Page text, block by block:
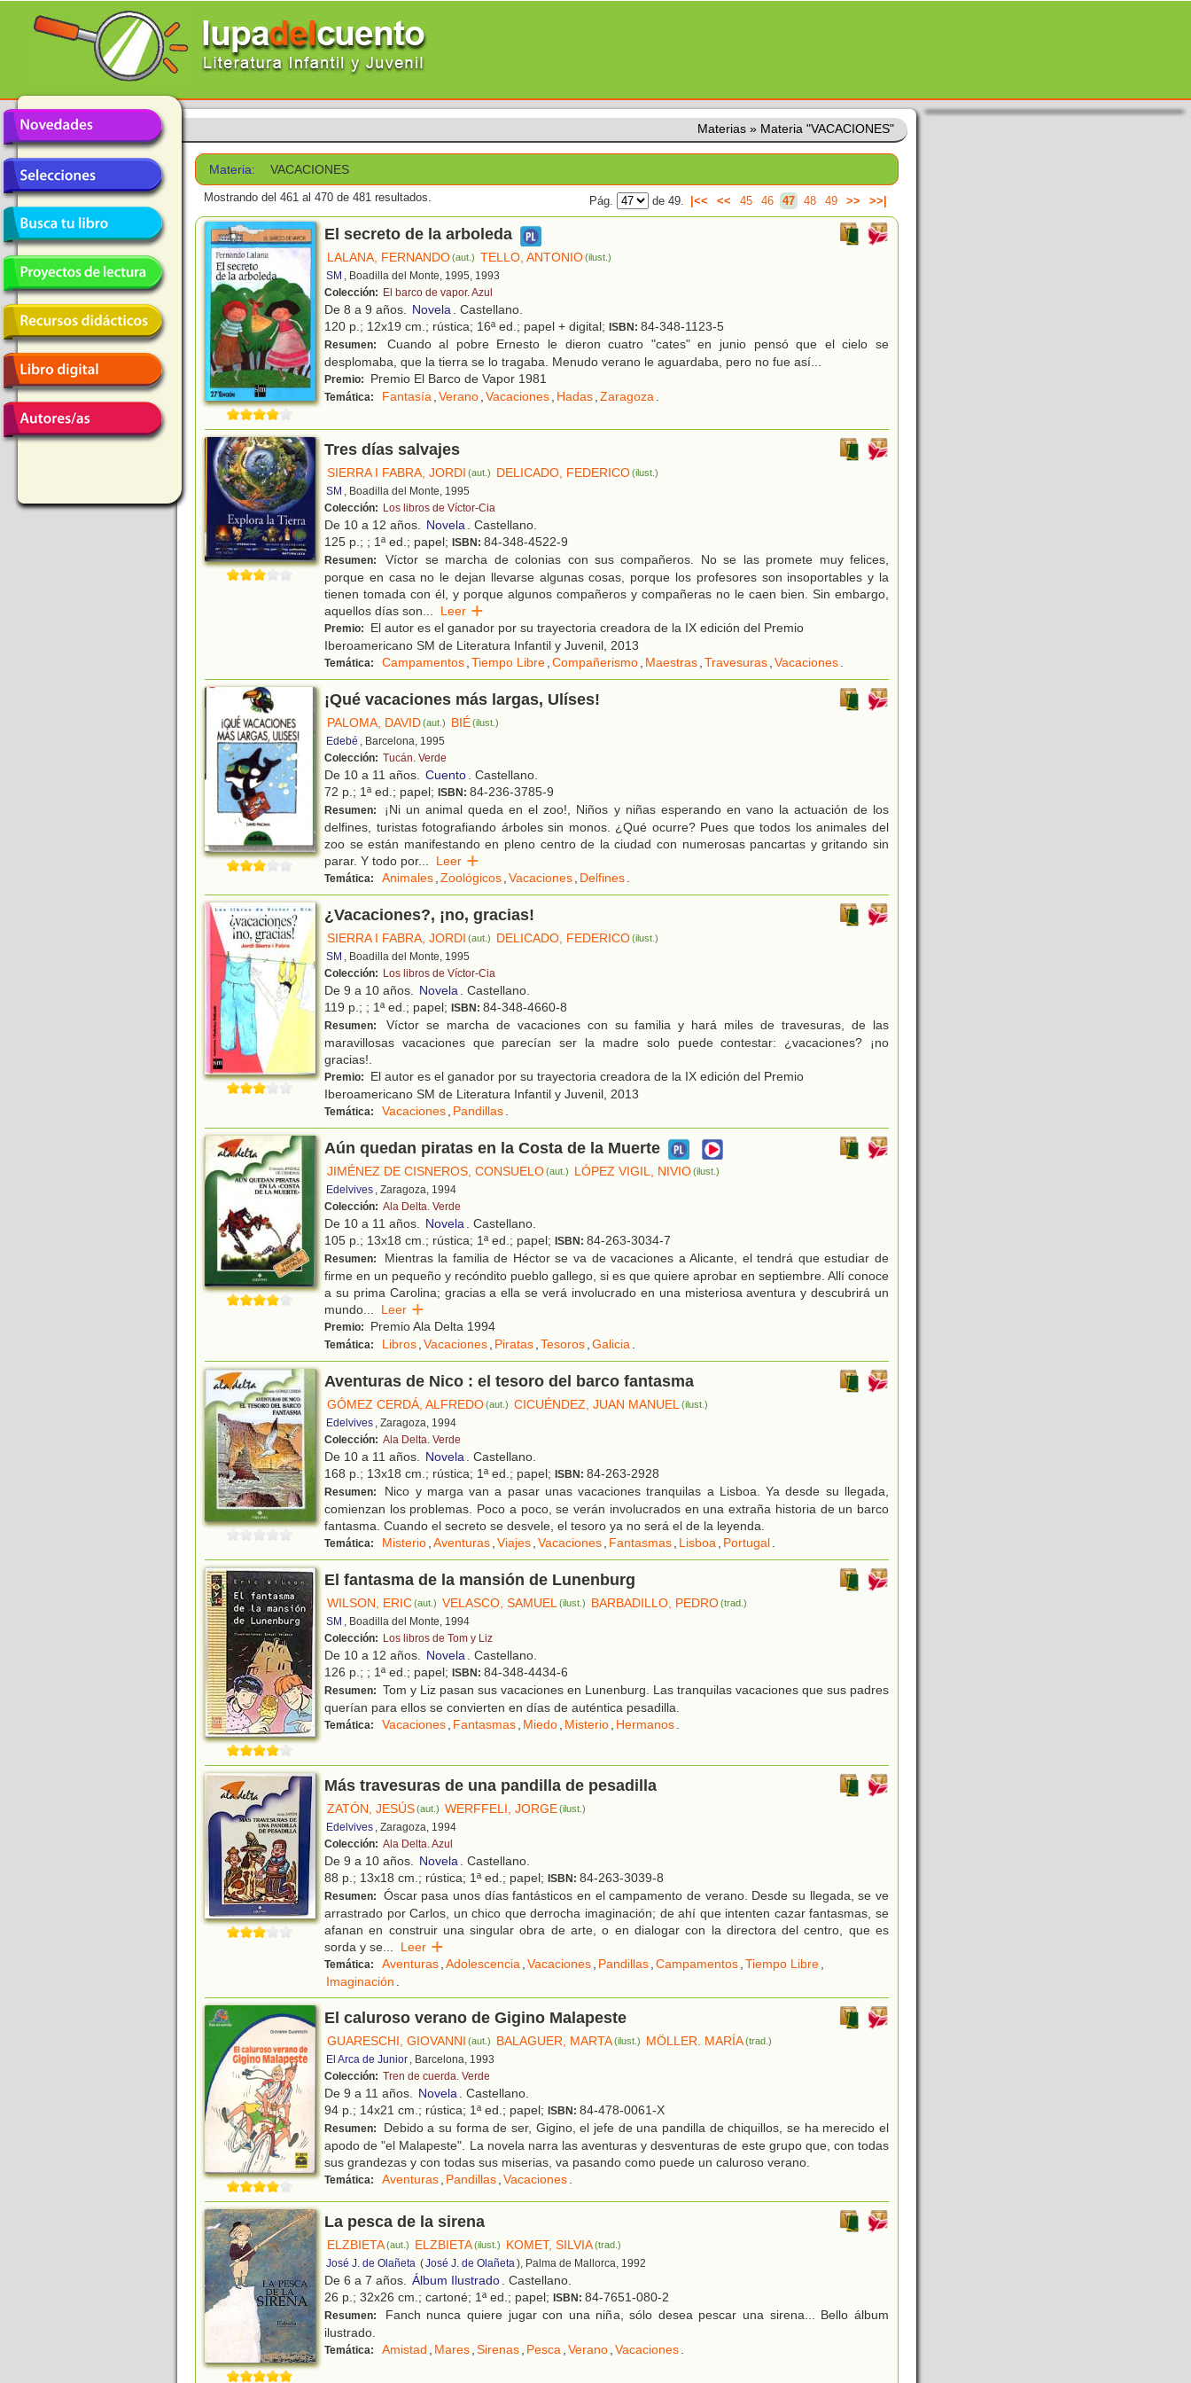
Materias » Materia "VACACIONES"
Materia: VACACIONES
Mostrando del 461 al 470 de 481 resultados. Pág. de 49. |<< << 45 46 47 48 49 >> >>|
El secreto de la arboleda
LALANA, FERNANDO(aut.) TELLO, ANTONIO(ilust.)
SM , Boadilla del Monte, 1995, 1993
Colección: El barco de vapor. Azul
De 8 a 9 años. Novela. Castellano.
120 p.; 12x19 cm.; rústica; 16ª ed.; papel + digital; ISBN: 84-348-1123-5
Resumen:
Cuando al pobre Ernesto le dieron cuatro "cates" en junio pensó que el cielo se
desplomaba, que la tierra se lo tragaba. Menudo verano le aguardaba, pero no fue así...
Premio: Premio El Barco de Vapor 1981
Temática: Fantasía,Verano,Vacaciones, Hadas,Zaragoza.
Tres días salvajes
SIERRA I FABRA, JORDI (aut.) DELICADO, FEDERICO(ilust.)
SM , Boadilla del Monte, 1995
Colección: Los libros de Víctor-Cia
De 10 a 12 años. Novela. Castellano.
125 p.; ; 1ª ed.; papel; ISBN: 84-348-4522-9
Resumen:
Víctor se marcha de colonias con sus compañeros. No se las promete muy felices,
porque en casa no le dejan llevarse algunas cosas, porque los profesores son insoportables y la
tienen tomada con él, y porque algunos compañeros y compañeras no le caen bien. Sin embargo,
aquellos días son... Leer
Premio:
El autor es el ganador por su trayectoria creadora de la IX edición del Premio
Iberoamericano SM de Literatura Infantil y Juvenil, 2013
Temática: Campamentos,Tiempo Libre,Compañerismo, Maestras,Travesuras,Vacaciones.
¡Qué vacaciones más largas, Ulíses!
PALOMA, DAVID(aut.) BIÉ(ilust.)
Edebé , Barcelona, 1995
Colección: Tucán. Verde
De 10 a 11 años. Cuento. Castellano.
72 p.; 1ª ed.; papel; ISBN: 84-236-3785-9
Resumen:
¡Ni un animal queda en el zoo!, Niños y niñas esperando en vano la actuación de los
delfines, turistas fotografiando árboles sin monos. ¿Qué ocurre? Pues que todos los animales del
zoo se están manifestando en pleno centro de la ciudad con numerosas pancartas y gritando sin
parar. Y todo por... Leer
Temática: Animales,Zoológicos,Vacaciones, Delfines.
¿Vacaciones?, ¡no, gracias!
SIERRA I FABRA, JORDI (aut.) DELICADO, FEDERICO(ilust.)
SM , Boadilla del Monte, 1995
Colección: Los libros de Víctor-Cia
De 9 a 10 años. Novela. Castellano.
119 p.; ; 1ª ed.; papel; ISBN: 84-348-4660-8
Resumen:
Víctor se marcha de vacaciones con su familia y hará miles de travesuras, de las
maravillosas vacaciones que parecían ser la madre solo puede contestar: ¿vacaciones? ¡no
gracias!.
Premio:
El autor es el ganador por su trayectoria creadora de la IX edición del Premio
Iberoamericano SM de Literatura Infantil y Juvenil, 2013
Temática: Vacaciones, Pandillas.
Aún quedan piratas en la Costa de la Muerte
JIMÉNEZ DE CISNEROS, CONSUELO(aut.) LÓPEZ VIGIL, NIVIO(ilust.)
Edelvives , Zaragoza, 1994
Colección: Ala Delta. Verde
De 10 a 11 años. Novela. Castellano.
105 p.; 13x18 cm.; rústica; 1ª ed.; papel; ISBN: 84-263-3034-7
Resumen:
Mientras la familia de Héctor se va de vacaciones a Alicante, el tendrá que estudiar de
firme en un pequeño y recóndito pueblo gallego, si es que quiere aprobar en septiembre. Allí conoce
a su prima Carolina; gracias a ella se verá involucrado en una misteriosa aventura y descubrirá un
mundo... Leer
Premio: Premio Ala Delta 1994
Temática: Libros,Vacaciones, Piratas,Tesoros,Galicia.
Aventuras de Nico : el tesoro del barco fantasma
GÓMEZ CERDÁ, ALFREDO(aut.) CICUÉNDEZ, JUAN MANUEL(ilust.)
Edelvives , Zaragoza, 1994
Colección: Ala Delta. Verde
De 10 a 11 años. Novela. Castellano.
168 p.; 13x18 cm.; rústica; 1ª ed.; papel; ISBN: 84-263-2928
Resumen:
Nico y marga van a pasar unas vacaciones tranquilas a Lisboa. Ya desde su llegada,
comienzan los problemas. Poco a poco, se verán involucrados en una extraña historia de un barco
fantasma. Cuando el secreto se desvele, el tesoro ya no será el de la leyenda.
Temática: Misterio,Aventuras,Viajes,Vacaciones, Fantasmas, Lisboa, Portugal.
El fantasma de la mansión de Lunenburg
WILSON, ERIC(aut.) VELASCO, SAMUEL(ilust.) BARBADILLO, PEDRO (trad.)
SM , Boadilla del Monte, 1994
Colección: Los libros de Tom y Liz
De 10 a 12 años. Novela. Castellano.
126 p.; ; 1ª ed.; papel; ISBN: 84-348-4434-6
Resumen: Tom y Liz pasan sus vacaciones en Lunenburg. Las tranquilas vacaciones que sus padres
querían para ellos se convierten en días de auténtica pesadilla.
Temática: Vacaciones, Fantasmas, Miedo, Misterio, Hermanos.
Más travesuras de una pandilla de pesadilla
ZATÓN, JESÚS(aut.) WERFFELI, JORGE(ilust.)
Edelvives , Zaragoza, 1994
Colección: Ala Delta. Azul
De 9 a 10 años. Novela. Castellano.
88 p.; 13x18 cm.; rústica; 1ª ed.; papel; ISBN: 84-263-3039-8
Resumen:
Óscar pasa unos días fantásticos en el campamento de verano. Desde su llegada, se ve
arrastrado por Carlos, un chico que derrocha imaginación; de ahí que intenten cazar fantasmas, se
afanan en construir una singular obra de arte, o en dialogar con la directora del centro, que es
sorda y se... Leer
Temática: Aventuras,Adolescencia,Vacaciones, Pandillas,Campamentos,Tiempo Libre,
Imaginación .
El caluroso verano de Gigino Malapeste
GUARESCHI, GIOVANNI (aut.) BALAGUER, MARTA(ilust.) MÖLLER. MARÍA(trad.)
El Arca de Junior , Barcelona, 1993
Colección: Tren de cuerda. Verde
De 9 a 11 años. Novela. Castellano.
94 p.; 14x21 cm.; rústica; 1ª ed.; papel; ISBN: 84-478-0061-X
Resumen:
Debido a su forma de ser, Gigino, el jefe de una pandilla de chiquillos, se ha merecido el
apodo de "el Malapeste". La novela narra las aventuras y desventuras de este grupo que, con todas
sus grandezas y con todas sus miserias, va pasando como puede un caluroso verano.
Temática: Aventuras, Pandillas,Vacaciones.
La pesca de la sirena
ELZBIETA(aut.) ELZBIETA(ilust.) KOMET, SILVIA (trad.)
José J. de Olañeta (José J. de Olañeta ), Palma de Mallorca, 1992
De 6 a 7 años. Álbum Ilustrado
. Castellano.
26 p.; 32x26 cm.; cartoné; 1ª ed.; papel; ISBN: 84-7651-080-2
Resumen:
Fanch nunca quiere jugar con una niña, sólo desea pescar una sirena... Bello álbum
ilustrado.
Temática: Amistad Mares Sirenas Pesca Verano Vacaciones